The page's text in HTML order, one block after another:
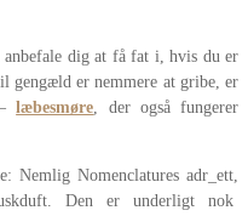
dig at få fat i, hvis du er
gengæld er nemmere at gribe, er
–læbesmøre, der også fungerer
Nemlig Nomenclatures adr_ett,
Den er underligt nok